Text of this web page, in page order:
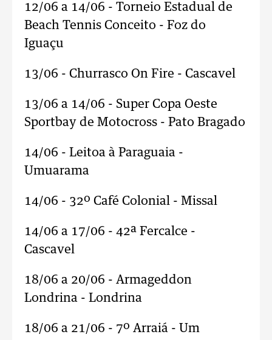
12/06 a 14/06 - Torneio Estadual de
Beach Tennis Conceito - Foz do
Iguaçu
13/06 - Churrasco On Fire - Cascavel
13/06 a 14/06 - Super Copa Oeste
Sportbay de Motocross - Pato Bragado
14/06 - Leitoa à Paraguaia -
Umuarama
14/06 - 32º Café Colonial - Missal
14/06 a 17/06 - 42ª Fercalce -
Cascavel
18/06 a 20/06 - Armageddon
Londrina - Londrina
18/06 a 21/06 - 7º Arraiá - Um